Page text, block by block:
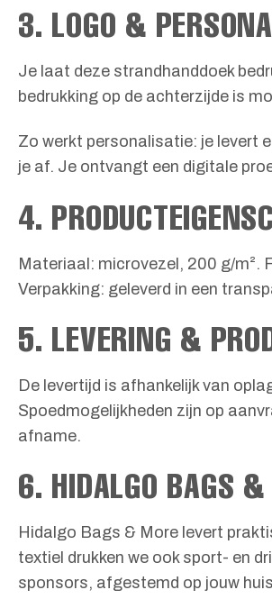
3. LOGO &
Je laat deze strandhanddoek
bedrukking op de achterzijde is
Zo werkt personalisatie: je levert
je af. Je ontvangt een digitale
4.
Materiaal: microvezel, 200 g/m².
Verpakking: geleverd in een
5. LEVERING &
De levertijd is afhankelijk van
Spoedmogelijkheden zijn op
afname.
6. HIDALGO BAGS &
Hidalgo Bags & More levert
textiel drukken we ook sport- en
sponsors, afgestemd op jouw